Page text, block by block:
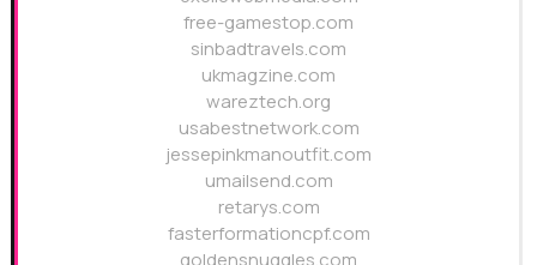
free-gamestop.com
sinbadtravels.com
ukmagzine.com
wareztech.org
usabestnetwork.com
jessepinkmanoutfit.com
umailsend.com
retarys.com
fasterformationcpf.com
goldensnuggles.com